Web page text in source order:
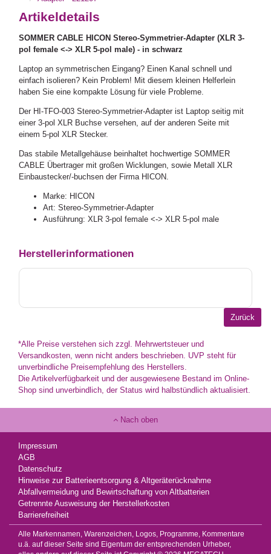
Artikeldetails
SOMMER CABLE HICON Stereo-Symmetrier-Adapter (XLR 3-
pol female <-> XLR 5-pol male) - in schwarz
Laptop an symmetrischen Eingang? Einen Kanal schnell und
einfach isolieren? Kein Problem! Mit diesem kleinen Helferlein
haben Sie eine kompakte Lösung für viele Probleme.
Der HI-TFO-003 Stereo-Symmetrier-Adapter ist Laptop seitig mit
einer 3-pol XLR Buchse versehen, auf der anderen Seite mit
einem 5-pol XLR Stecker.
Das stabile Metallgehäuse beinhaltet hochwertige SOMMER
CABLE Übertrager mit großen Wicklungen, sowie Metall XLR
Einbaustecker/-buchsen der Firma HICON.
Marke: HICON
Art: Stereo-Symmetrier-Adapter
Ausführung: XLR 3-pol female <-> XLR 5-pol male
Herstellerinformationen
*Alle Preise verstehen sich zzgl. Mehrwertsteuer und
Versandkosten, wenn nicht anders beschrieben. UVP steht für
unverbindliche Preisempfehlung des Herstellers.
Die Artikelverfügbarkeit und der ausgewiesene Bestand im Online-
Shop sind unverbindlich, der Status wird halbstündlich aktualisiert.
Nach oben
Impressum
AGB
Datenschutz
Hinweise zur Batterieentsorgung & Altgeräterücknahme
Abfallvermeidung und Bewirtschaftung von Altbatterien
Getrennte Ausweisung der Herstellerkosten
Barrierefreiheit
Alle Markennamen, Warenzeichen, Logos, Programme, Kommentare
u.ä. auf dieser Seite sind Eigentum der entsprechenden Urheber,